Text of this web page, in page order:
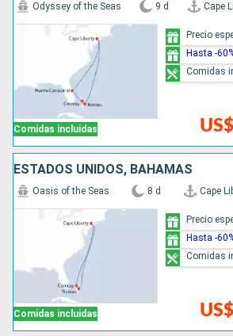
Comidas incluidas
Odyssey of the Seas 9 d Cape
Precio
Hasta -
Comidas
ESTADOS UNIDOS, BAHAMAS
Comidas incluidas
Oasis of the Seas 8 d Cape
Precio
Hasta -
Comidas